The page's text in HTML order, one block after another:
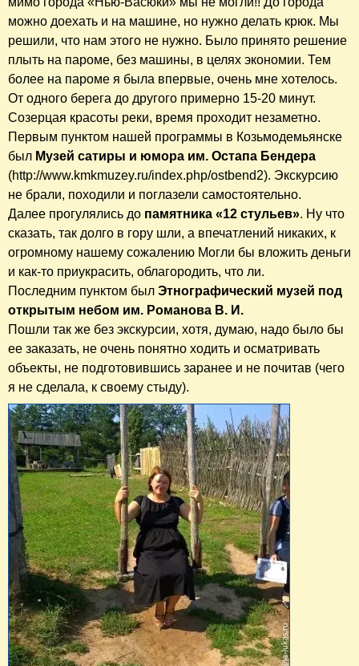
можно доехать и на машине, но нужно делать крюк. Мы
решили, что нам этого не нужно. Было принято решение
плыть на пароме, без машины, в целях экономии. Тем
более на пароме я была впервые, очень мне хотелось.
От одного берега до другого примерно 15-20 минут.
Созерцая красоты реки, время проходит незаметно.
Первым пунктом нашей программы в Козьмодемьянске
был Музей сатиры и юмора им. Остапа Бендера
(http://www.kmkmuzey.ru/index.php/ostbend2). Экскурсию
не брали, походили и поглазели самостоятельно.
Далее прогулялись до памятника «12 стульев». Ну что
сказать, так долго в гору шли, а впечатлений никаких, к
огромному нашему сожалению Могли бы вложить деньги
и как-то приукрасить, облагородить, что ли.
Последним пунктом был Этнографический музей под
открытым небом им. Романова В. И.
Пошли так же без экскурсии, хотя, думаю, надо было бы
ее заказать, не очень понятно ходить и осматривать
объекты, не подготовившись заранее и не почитав (чего
я не сделала, к своему стыду).